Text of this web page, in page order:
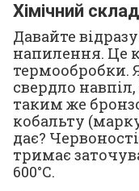
Хімічний
Давайте
напилення. Це
термообробки.
свердло
таким же
кобальту
дає?
тримає
600°C.